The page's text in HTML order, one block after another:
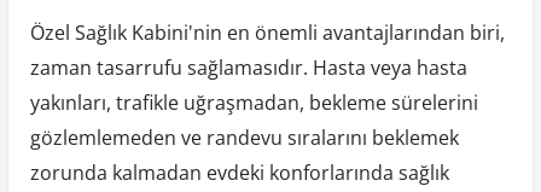
Özel Sağlık Kabini'nin en önemli avantajlarından biri,
zaman tasarrufu sağlamasıdır. Hasta veya hasta
yakınları, trafikle uğraşmadan, bekleme sürelerini
gözlemlemeden ve randevu sıralarını beklemek
zorunda kalmadan evdeki konforlarında sağlık